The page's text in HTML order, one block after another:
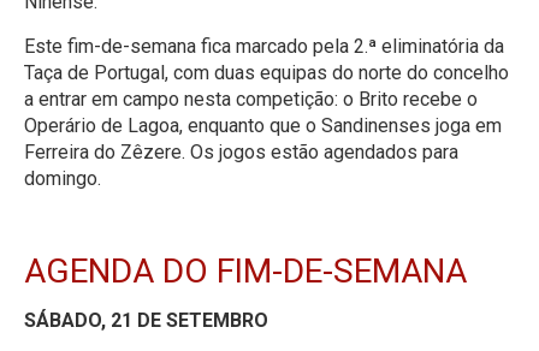
Este fim-de-semana fica marcado pela 2.ª eliminatória da
Taça de Portugal, com duas equipas do norte do concelho
a entrar em campo nesta competição: o Brito recebe o
Operário de Lagoa, enquanto que o Sandinenses joga em
Ferreira do Zêzere. Os jogos estão agendados para
domingo.
AGENDA DO FIM-DE-SEMANA
SÁBADO, 21 DE SETEMBRO